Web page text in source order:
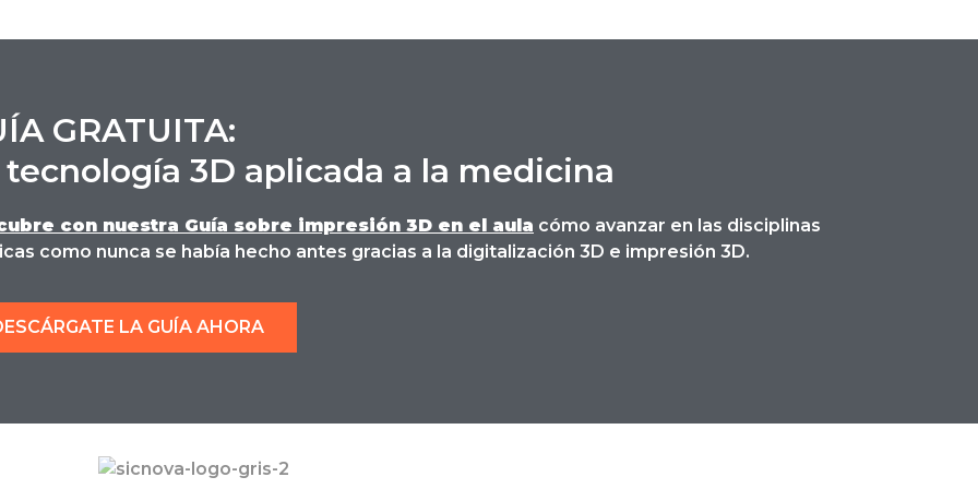
GRATUITA:
tecnología 3D aplicada a la medicina
con nuestra Guía sobre impresión 3D en el aula cómo avanzar en las disciplinas
como nunca se había hecho antes gracias a la digitalización 3D e impresión 3D.
LA GUÍA AHORA